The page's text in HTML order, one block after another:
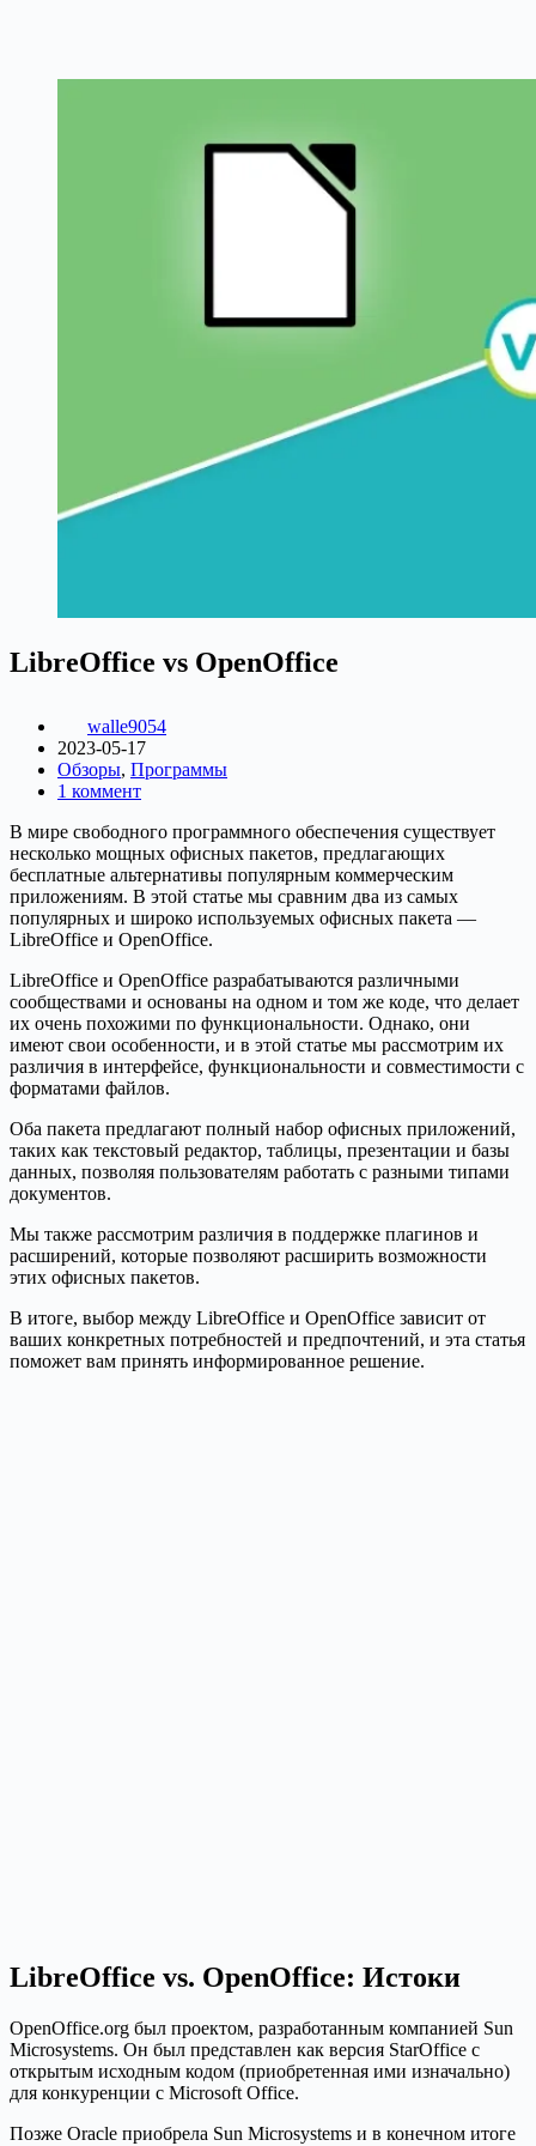
LibreOffice vs OpenOffice
walle9054
2023-05-17
Обзоры, Программы
1 коммент
В мире свободного программного обеспечения существует
несколько мощных офисных пакетов, предлагающих
бесплатные альтернативы популярным коммерческим
приложениям. В этой статье мы сравним два из самых
популярных и широко используемых офисных пакета —
LibreOffice и OpenOffice.
LibreOffice и OpenOffice разрабатываются различными
сообществами и основаны на одном и том же коде, что делает
их очень похожими по функциональности. Однако, они
имеют свои особенности, и в этой статье мы рассмотрим их
различия в интерфейсе, функциональности и совместимости с
форматами файлов.
Оба пакета предлагают полный набор офисных приложений,
таких как текстовый редактор, таблицы, презентации и базы
данных, позволяя пользователям работать с разными типами
документов.
Мы также рассмотрим различия в поддержке плагинов и
расширений, которые позволяют расширить возможности
этих офисных пакетов.
В итоге, выбор между LibreOffice и OpenOffice зависит от
ваших конкретных потребностей и предпочтений, и эта статья
поможет вам принять информированное решение.
LibreOffice vs. OpenOffice: Истоки
OpenOffice.org был проектом, разработанным компанией Sun
Microsystems. Он был представлен как версия StarOffice с
открытым исходным кодом (приобретенная ими изначально)
для конкуренции с Microsoft Office.
Позже Oracle приобрела Sun Microsystems и в конечном итоге